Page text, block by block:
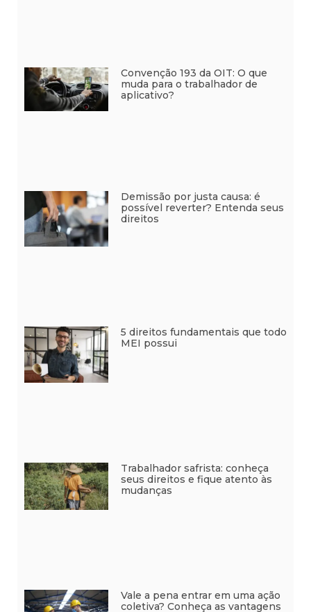
Convenção 193 da OIT: O que
muda para o trabalhador de
aplicativo?
Demissão por justa causa: é
possível reverter? Entenda seus
direitos
5 direitos fundamentais que todo
MEI possui
Trabalhador safrista: conheça
seus direitos e fique atento às
mudanças
Vale a pena entrar em uma ação
coletiva? Conheça as vantagens